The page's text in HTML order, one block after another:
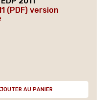
(PDF) version
AU PANIER